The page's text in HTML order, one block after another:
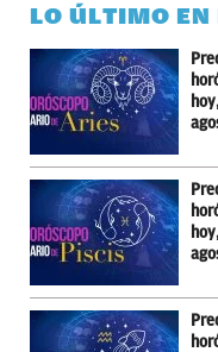
LO ÚLTIMO EN